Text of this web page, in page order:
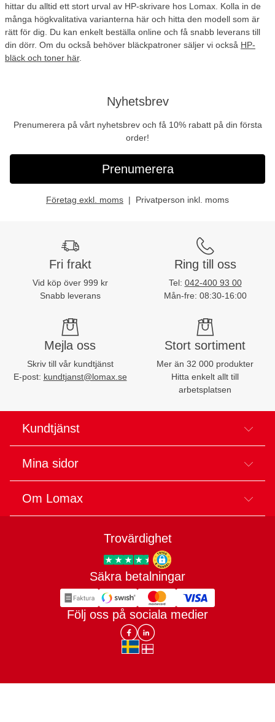
hittar du alltid ett stort urval av HP-skrivare hos Lomax. Kolla in de
många högkvalitativa varianterna här och hitta den modell som är
rätt för dig. Du kan enkelt beställa online och få snabb leverans till
din dörr. Om du också behöver bläckpatroner säljer vi också HP-
bläck och toner här.
Nyhetsbrev
Prenumerera på vårt nyhetsbrev och få 10% rabatt på din första
order!
Prenumerera
Företag exkl. moms Privatperson inkl. moms
Fri frakt
Vid köp över 999 kr
Snabb leverans
Ring till oss
Tel: 042-400 93 00
Mån-fre: 08:30-16:00
Mejla oss
Skriv till vår kundtjänst
E-post: kundtjanst@lomax.se
Stort sortiment
Mer än 32 000 produkter
Hitta enkelt allt till
arbetsplatsen
Kundtjänst
Mina sidor
Om Lomax
Trovärdighet
Trygg E-handel
Säkra betalningar
Följ oss på sociala medier
Lomax DK Facebook
Lomax SE LinkIn
sv-SEda-DK